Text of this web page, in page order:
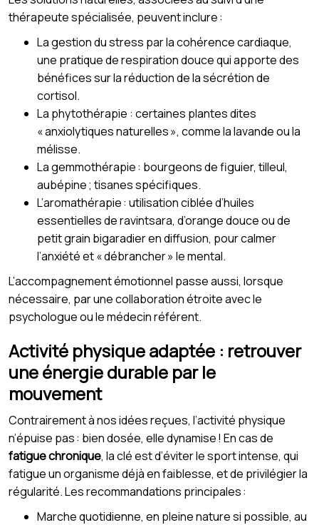
thérapeute spécialisée, peuvent inclure :
La gestion du stress par la cohérence cardiaque,
une pratique de respiration douce qui apporte des
bénéfices sur la réduction de la sécrétion de
cortisol.
La phytothérapie : certaines plantes dites
« anxiolytiques naturelles », comme la lavande ou la
mélisse.
La gemmothérapie : bourgeons de figuier, tilleul,
aubépine ; tisanes spécifiques.
L’aromathérapie : utilisation ciblée d’huiles
essentielles de ravintsara, d’orange douce ou de
petit grain bigaradier en diffusion, pour calmer
l’anxiété et « débrancher » le mental.
L’accompagnement émotionnel passe aussi, lorsque
nécessaire, par une collaboration étroite avec le
psychologue ou le médecin référent.
Activité physique adaptée : retrouver
une énergie durable par le
mouvement
Contrairement à nos idées reçues, l’activité physique
n’épuise pas : bien dosée, elle dynamise ! En cas de
fatigue chronique, la clé est d’éviter le sport intense, qui
fatigue un organisme déjà en faiblesse, et de privilégier la
régularité. Les recommandations principales :
Marche quotidienne, en pleine nature si possible, au